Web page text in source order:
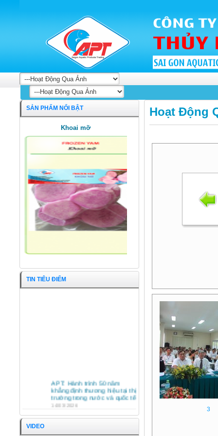
Hoạt Động
3
SẢN PHẨM NỔI BẬT
Khoai mỡ
TIN TIÊU ĐIỂM
APT: Hành trình 50 năm
khẳng định thương hiệu tại thị
trường trong nước và quốc tế
14/03/2026
HỘI NGHỊ TỔNG KẾT HOẠT
VIDEO